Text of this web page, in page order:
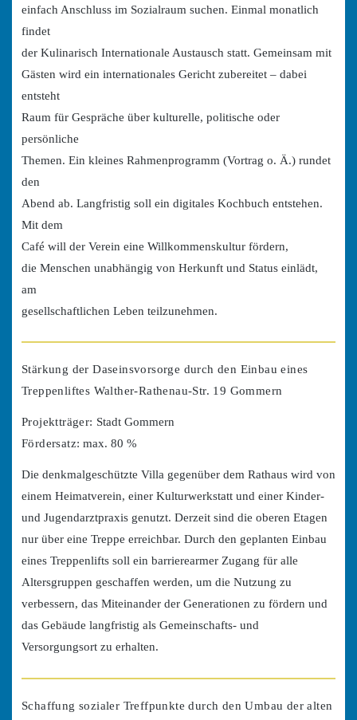
einfach Anschluss im Sozialraum suchen. Einmal monatlich
findet
der Kulinarisch Internationale Austausch statt. Gemeinsam mit
Gästen wird ein internationales Gericht zubereitet – dabei
entsteht
Raum für Gespräche über kulturelle, politische oder
persönliche
Themen. Ein kleines Rahmenprogramm (Vortrag o. Ä.) rundet
den
Abend ab. Langfristig soll ein digitales Kochbuch entstehen.
Mit dem
Café will der Verein eine Willkommenskultur fördern,
die Menschen unabhängig von Herkunft und Status einlädt,
am
gesellschaftlichen Leben teilzunehmen.
Stärkung der Daseinsvorsorge durch den Einbau eines
Treppenliftes Walther-Rathenau-Str. 19 Gommern
Projektträger: Stadt Gommern
Fördersatz: max. 80 %
Die denkmalgeschützte Villa gegenüber dem Rathaus wird von
einem Heimatverein, einer Kulturwerkstatt und einer Kinder-
und Jugendarztpraxis genutzt. Derzeit sind die oberen Etagen
nur über eine Treppe erreichbar. Durch den geplanten Einbau
eines Treppenlifts soll ein barrierearmer Zugang für alle
Altersgruppen geschaffen werden, um die Nutzung zu
verbessern, das Miteinander der Generationen zu fördern und
das Gebäude langfristig als Gemeinschafts- und
Versorgungsort zu erhalten.
Schaffung sozialer Treffpunkte durch den Umbau der alten